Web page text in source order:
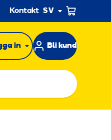
Kontakt SV
in Bli kund